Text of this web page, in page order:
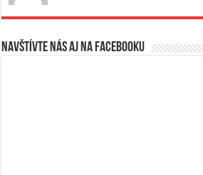
Navštívte nás aj na Facebooku